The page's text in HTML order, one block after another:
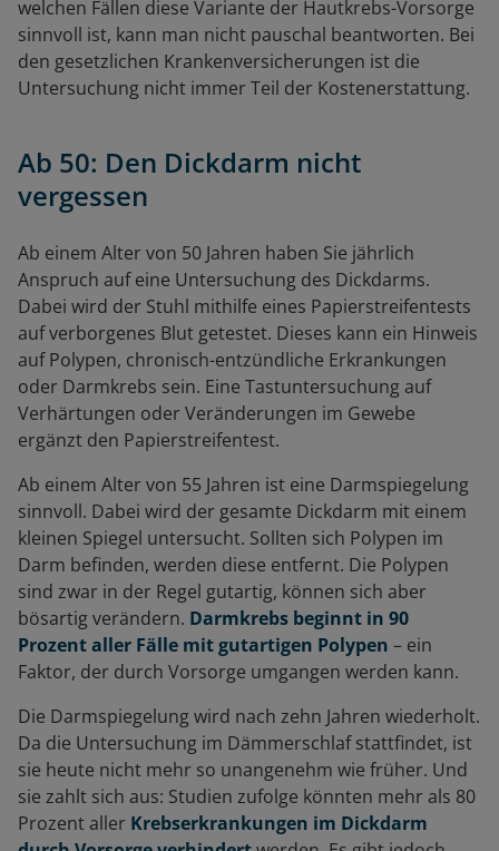
welchen Fällen diese Variante der Hautkrebs-Vorsorge
sinnvoll ist, kann man nicht pauschal beantworten. Bei
den gesetzlichen Krankenversicherungen ist die
Untersuchung nicht immer Teil der Kostenerstattung.
Ab 50: Den Dickdarm nicht
vergessen
Ab einem Alter von 50 Jahren haben Sie jährlich
Anspruch auf eine Untersuchung des Dickdarms.
Dabei wird der Stuhl mithilfe eines Papierstreifentests
auf verborgenes Blut getestet. Dieses kann ein Hinweis
auf Polypen, chronisch-entzündliche Erkrankungen
oder Darmkrebs sein. Eine Tastuntersuchung auf
Verhärtungen oder Veränderungen im Gewebe
ergänzt den Papierstreifentest.
Ab einem Alter von 55 Jahren ist eine Darmspiegelung
sinnvoll. Dabei wird der gesamte Dickdarm mit einem
kleinen Spiegel untersucht. Sollten sich Polypen im
Darm befinden, werden diese entfernt. Die Polypen
sind zwar in der Regel gutartig, können sich aber
bösartig verändern. Darmkrebs beginnt in 90
Prozent aller Fälle mit gutartigen Polypen – ein
Faktor, der durch Vorsorge umgangen werden kann.
Die Darmspiegelung wird nach zehn Jahren wiederholt.
Da die Untersuchung im Dämmerschlaf stattfindet, ist
sie heute nicht mehr so unangenehm wie früher. Und
sie zahlt sich aus: Studien zufolge könnten mehr als 80
Prozent aller Krebserkrankungen im Dickdarm